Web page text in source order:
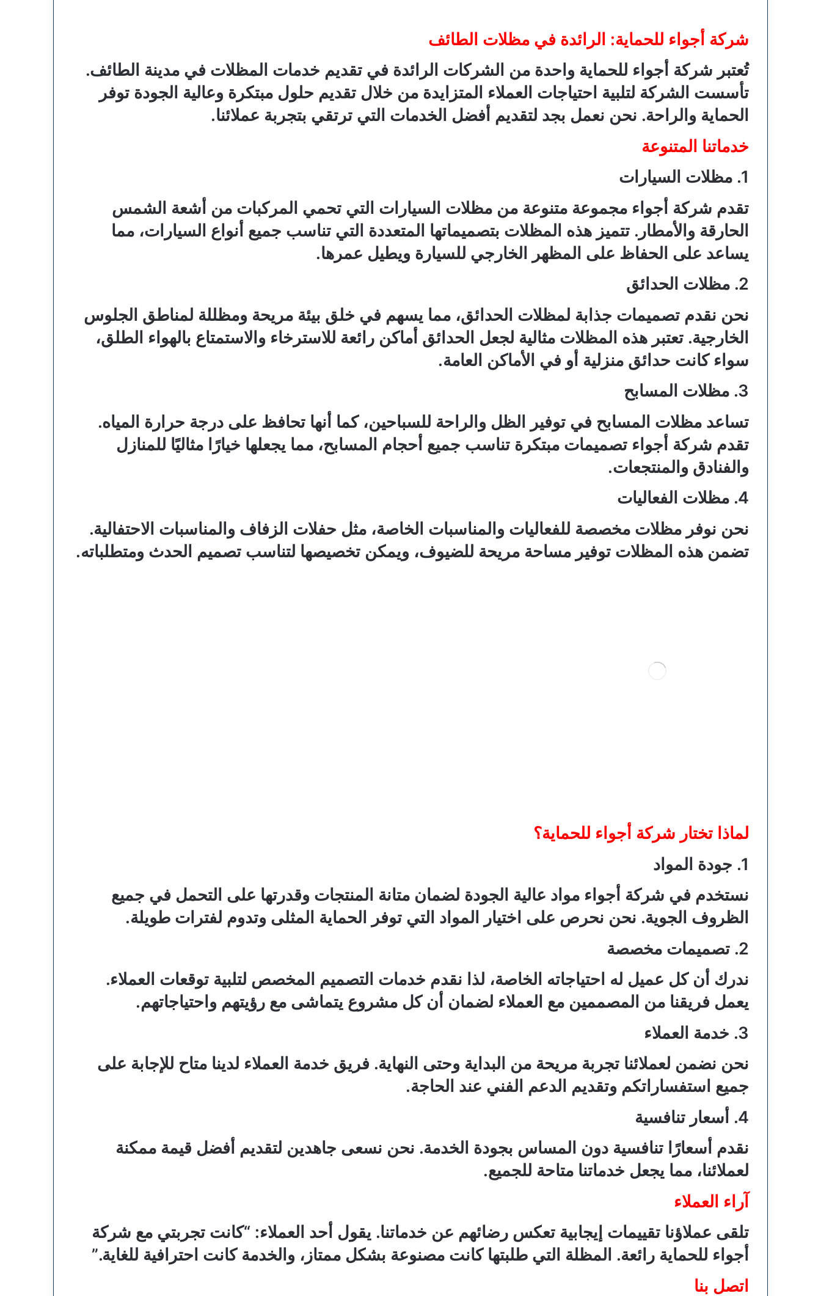
شركة أجواء للحماية: الرائدة في مظلات الطائف
تُعتبر شركة أجواء للحماية واحدة من الشركات الرائدة في تقديم خدمات المظلات في مدينة الطائف.
تأسست الشركة لتلبية احتياجات العملاء المتزايدة من خلال تقديم حلول مبتكرة وعالية الجودة توفر
الحماية والراحة. نحن نعمل بجد لتقديم أفضل الخدمات التي ترتقي بتجربة عملائنا.
خدماتنا المتنوعة
1. مظلات السيارات
تقدم شركة أجواء مجموعة متنوعة من مظلات السيارات التي تحمي المركبات من أشعة الشمس
الحارقة والأمطار. تتميز هذه المظلات بتصميماتها المتعددة التي تناسب جميع أنواع السيارات، مما
يساعد على الحفاظ على المظهر الخارجي للسيارة ويطيل عمرها.
2. مظلات الحدائق
نحن نقدم تصميمات جذابة لمظلات الحدائق، مما يسهم في خلق بيئة مريحة ومظللة لمناطق الجلوس
الخارجية. تعتبر هذه المظلات مثالية لجعل الحدائق أماكن رائعة للاسترخاء والاستمتاع بالهواء الطلق،
سواء كانت حدائق منزلية أو في الأماكن العامة.
3. مظلات المسابح
تساعد مظلات المسابح في توفير الظل والراحة للسباحين، كما أنها تحافظ على درجة حرارة المياه.
تقدم شركة أجواء تصميمات مبتكرة تناسب جميع أحجام المسابح، مما يجعلها خيارًا مثاليًا للمنازل
والفنادق والمنتجعات.
4. مظلات الفعاليات
نحن نوفر مظلات مخصصة للفعاليات والمناسبات الخاصة، مثل حفلات الزفاف والمناسبات الاحتفالية.
تضمن هذه المظلات توفير مساحة مريحة للضيوف، ويمكن تخصيصها لتناسب تصميم الحدث ومتطلباته.
لماذا تختار شركة أجواء للحماية؟
1. جودة المواد
نستخدم في شركة أجواء مواد عالية الجودة لضمان متانة المنتجات وقدرتها على التحمل في جميع
الظروف الجوية. نحن نحرص على اختيار المواد التي توفر الحماية المثلى وتدوم لفترات طويلة.
2. تصميمات مخصصة
ندرك أن كل عميل له احتياجاته الخاصة، لذا نقدم خدمات التصميم المخصص لتلبية توقعات العملاء.
يعمل فريقنا من المصممين مع العملاء لضمان أن كل مشروع يتماشى مع رؤيتهم واحتياجاتهم.
3. خدمة العملاء
نحن نضمن لعملائنا تجربة مريحة من البداية وحتى النهاية. فريق خدمة العملاء لدينا متاح للإجابة على
جميع استفساراتكم وتقديم الدعم الفني عند الحاجة.
4. أسعار تنافسية
نقدم أسعارًا تنافسية دون المساس بجودة الخدمة. نحن نسعى جاهدين لتقديم أفضل قيمة ممكنة
لعملائنا، مما يجعل خدماتنا متاحة للجميع.
آراء العملاء
تلقى عملاؤنا تقييمات إيجابية تعكس رضائهم عن خدماتنا. يقول أحد العملاء: “كانت تجربتي مع شركة
أجواء للحماية رائعة. المظلة التي طلبتها كانت مصنوعة بشكل ممتاز، والخدمة كانت احترافية للغاية.”
اتصل بنا